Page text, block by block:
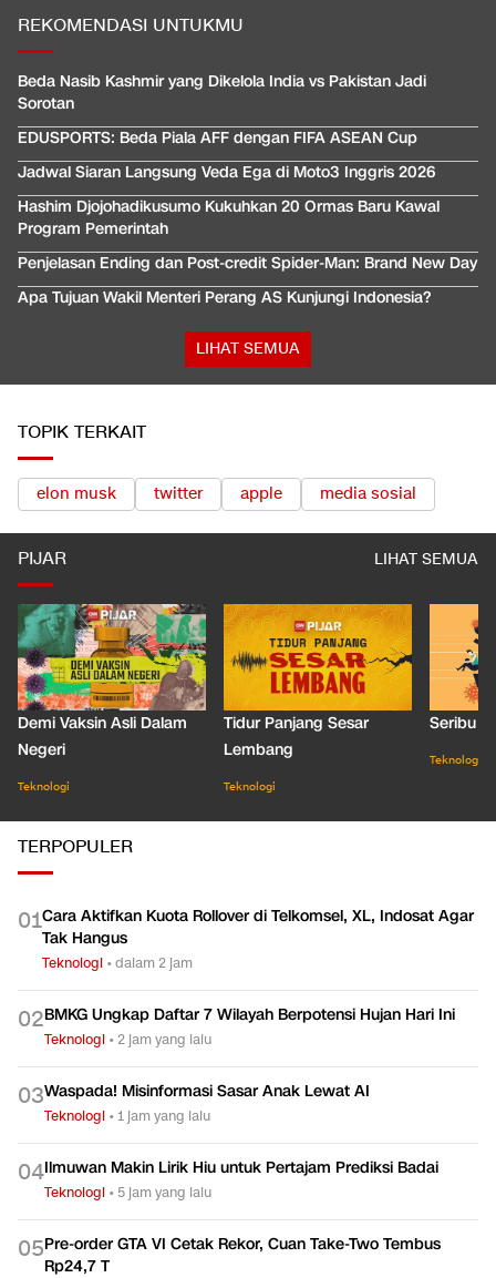
REKOMENDASI UNTUKMU
Beda Nasib Kashmir yang Dikelola India vs Pakistan Jadi
Sorotan
EDUSPORTS: Beda Piala AFF dengan FIFA ASEAN Cup
Jadwal Siaran Langsung Veda Ega di Moto3 Inggris 2026
Hashim Djojohadikusumo Kukuhkan 20 Ormas Baru Kawal
Program Pemerintah
Penjelasan Ending dan Post-credit Spider-Man: Brand New Day
Apa Tujuan Wakil Menteri Perang AS Kunjungi Indonesia?
LIHAT SEMUA
TOPIK TERKAIT
elon musk twitter apple media sosial
PIJAR LIHAT SEMUA
Demi Vaksin Asli Dalam
Negeri
Teknologi
Tidur Panjang Sesar
Lembang
Teknologi
Seribu
Teknologi
TERPOPULER
01Cara Aktifkan Kuota Rollover di Telkomsel, XL, Indosat Agar
Tak Hangus
Teknologi •dalam 2 jam
02BMKG Ungkap Daftar 7 Wilayah Berpotensi Hujan Hari Ini
Teknologi •2 jam yang lalu
03Waspada! Misinformasi Sasar Anak Lewat AI
Teknologi •1 jam yang lalu
04Ilmuwan Makin Lirik Hiu untuk Pertajam Prediksi Badai
Teknologi • 5 jam yang lalu
05Pre-order GTA VI Cetak Rekor, Cuan Take-Two Tembus
Rp24,7 T